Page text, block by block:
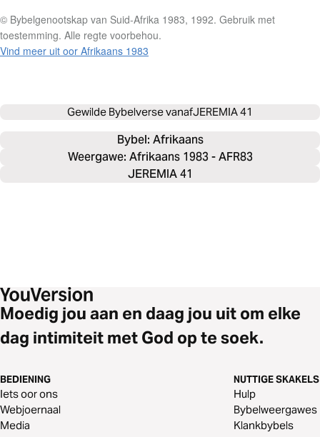
© Bybelgenootskap van Suid-Afrika 1983, 1992. Gebruik met
toestemming. Alle regte voorbehou.
Vind meer uit oor Afrikaans 1983
Gewilde Bybelverse vanafJEREMIA 41
Bybel: Afrikaans
Weergawe: Afrikaans 1983 - AFR83
JEREMIA 41
Moedig jou aan en daag jou uit om elke
dag intimiteit met God op te soek.
BEDIENING
Iets oor ons
Webjoernaal
Media
NUTTIGE SKAKELS
Hulp
Bybelweergawes
Klankbybels